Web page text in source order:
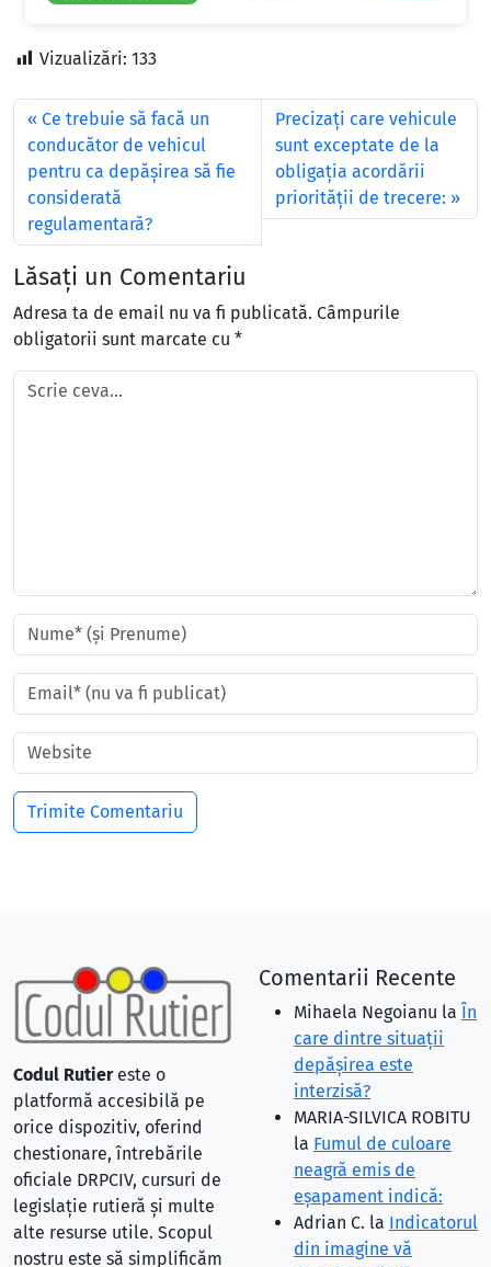
Vizualizări: 133
Ce trebuie să facă un
conducător de vehicul
pentru ca depăşirea să fie
considerată
regulamentară?
Precizaţi care vehicule
sunt exceptate de la
obligaţia acordării
priorităţii de trecere:
Lăsați un Comentariu
Adresa ta de email nu va fi publicată. Câmpurile
obligatorii sunt marcate cu *
Codul Rutiereste o
platformă accesibilă pe
orice dispozitiv, oferind
chestionare, întrebările
oficiale DRPCIV, cursuri de
legislație rutieră și multe
alte resurse utile. Scopul
nostru este să simplificăm
Comentarii Recente
Mihaela Negoianu la În
care dintre situaţii
depăşirea este
interzisă?
MARIA-SILVICA ROBITU
la Fumul de culoare
neagră emis de
eşapament indică:
Adrian C. la Indicatorul
din imagine vă